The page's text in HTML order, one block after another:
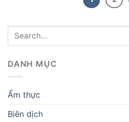
DANH MỤC
Ẩm thực
Biên dịch